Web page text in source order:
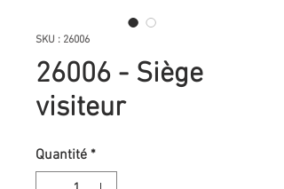
SKU : 26006
26006 - Siège
visiteur
Quantité *